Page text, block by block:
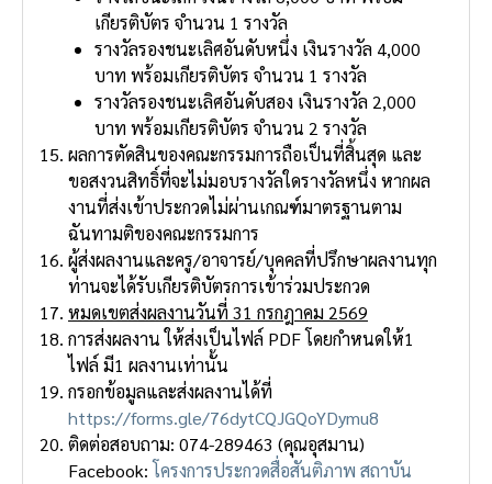
เกียรติบัตร จํานวน 1 รางวัล
รางวัลรองชนะเลิศอันดับหนึ่ง เงินรางวัล 4,000
บาท พร้อมเกียรติบัตร จํานวน 1 รางวัล
รางวัลรองชนะเลิศอันดับสอง เงินรางวัล 2,000
บาท พร้อมเกียรติบัตร จํานวน 2 รางวัล
ผลการตัดสินของคณะกรรมการถือเป็นที่สิ้นสุด และ
ขอสงวนสิทธิ์ที่จะไม่มอบรางวัลใดรางวัลหนึ่ง หากผล
งานที่ส่งเข้าประกวดไม่ผ่านเกณฑ์มาตรฐานตาม
ฉันทามติของคณะกรรมการ
ผู้ส่งผลงานและครู/อาจารย์/บุคคลที่ปรึกษาผลงานทุก
ท่านจะได้รับเกียรติบัตรการเข้าร่วมประกวด
หมดเขตส่งผลงานวันที่ 31 กรกฎาคม 2569
การส่งผลงาน ให้ส่งเป็นไฟล์ PDF โดยกําหนดให้1
ไฟล์ มี1 ผลงานเท่านั้น
กรอกข้อมูลและส่งผลงานได้ที่
https://forms.gle/76dytCQJGQoYDymu8
ติดต่อสอบถาม: 074-289463 (คุณอุสมาน)
Facebook: โครงการประกวดสื่อสันติภาพ สถาบัน